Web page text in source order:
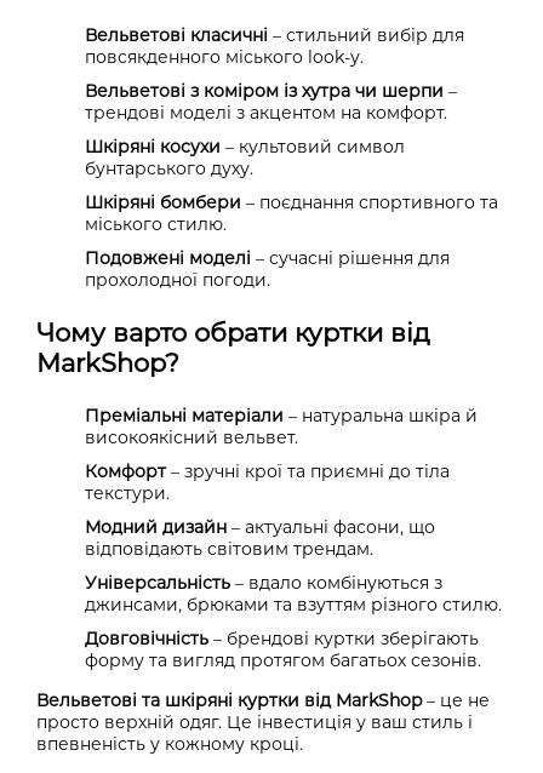
Вельветові класичні – стильний вибір для
повсякденного міського look-у.
Вельветові з коміром із хутра чи шерпи –
трендові моделі з акцентом на комфорт.
Шкіряні косухи – культовий символ
бунтарського духу.
Шкіряні бомбери – поєднання спортивного та
міського стилю.
Подовжені моделі – сучасні рішення для
прохолодної погоди.
Чому варто обрати куртки від
MarkShop?
Преміальні матеріали – натуральна шкіра й
високоякісний вельвет.
Комфорт– зручні крої та приємні до тіла
текстури.
Модний дизайн – актуальні фасони, що
відповідають світовим трендам.
Універсальність – вдало комбінуються з
джинсами, брюками та взуттям різного стилю.
Довговічність – брендові куртки зберігають
форму та вигляд протягом багатьох сезонів.
Вельветові та шкіряні куртки від MarkShop– це не
просто верхній одяг. Це інвестиція у ваш стиль і
впевненість у кожному кроці.